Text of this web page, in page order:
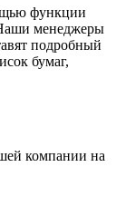
функции
менеджеры
подробный
бумаг,
компании на